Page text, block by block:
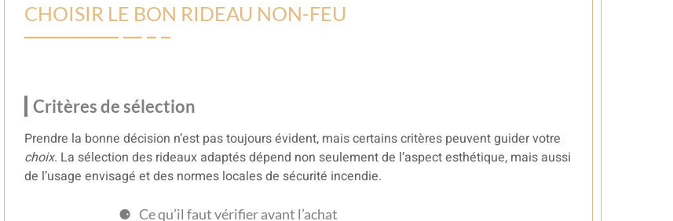
CHOISIR LE BON RIDEAU NON-FEU
Critères de sélection
Prendre la bonne décision n’est pas toujours évident, mais certains critères peuvent guider votre
choix. La sélection des rideaux adaptés dépend non seulement de l’aspect esthétique, mais aussi
de l’usage envisagé et des normes locales de sécurité incendie.
Ce qu’il faut vérifier avant l’achat